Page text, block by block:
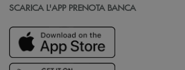
SCARICA L'APP PRENOTA BANCA